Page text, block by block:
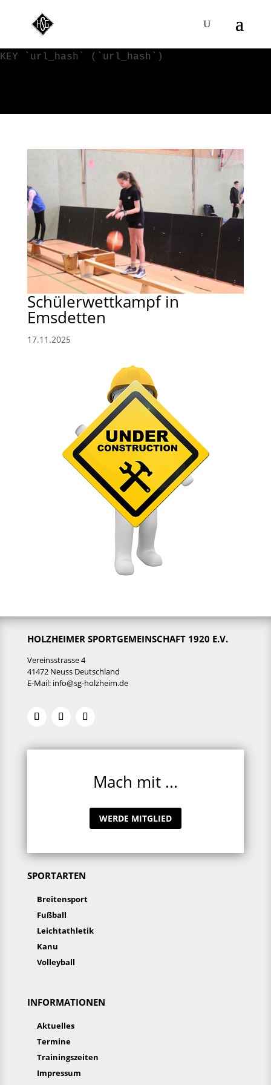
'url_hash']
KEY `url_hash` (`url_hash`)
Schülerwettkampf in
Emsdetten
17.11.2025
HOLZHEIMER SPORTGEMEINSCHAFT 1920 E.V.
Vereinsstrasse 4
41472 Neuss Deutschland
E-Mail: info@sg-holzheim.de
Mach mit ...
WERDE MITGLIED
SPORTARTEN
Breitensport
Fußball
Leichtathletik
Kanu
Volleyball
INFORMATIONEN
Aktuelles
Termine
Trainingszeiten
Impressum